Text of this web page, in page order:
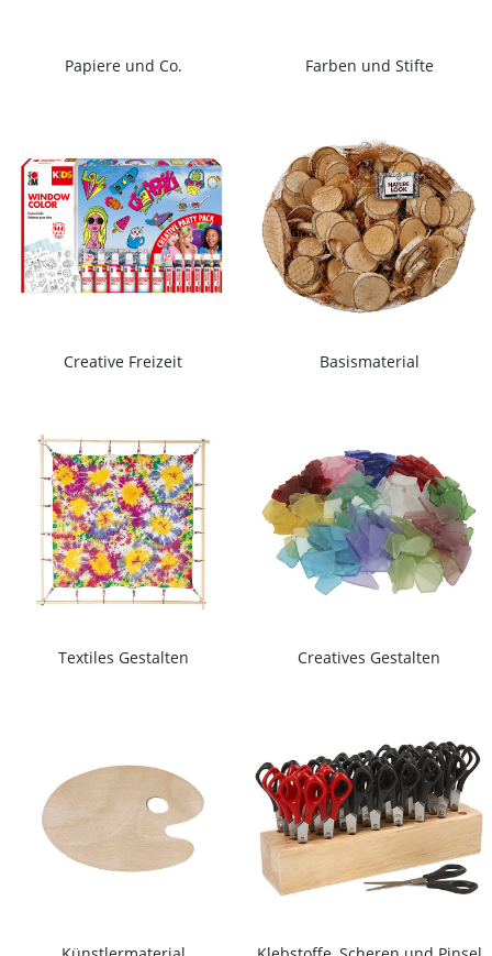
Papiere und Co. Farben und Stifte
Creative Freizeit Basismaterial
Textiles Gestalten Creatives Gestalten